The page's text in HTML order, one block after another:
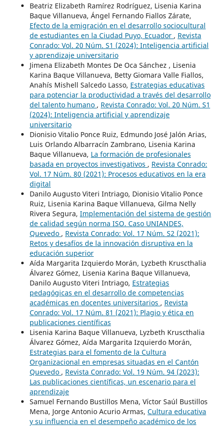
Beatriz Elizabeth Ramírez Rodríguez, Lisenia Karina
Baque Villanueva, Ángel Fernando Fiallos Zárate,
Efecto de la emigración en el desarrollo sociocultural
de estudiantes en la Ciudad Puyo, Ecuador , Revista
Conrado: Vol. 20 Núm. S1 (2024): Inteligencia artificial
y aprendizaje universitario
Jimena Elizabeth Montes De Oca Sánchez , Lisenia
Karina Baque Villanueva, Betty Giomara Valle Fiallos,
Anahís Mishell Salcedo Lasso, Estrategias educativas
para potenciar la productividad a través del desarrollo
del talento humano , Revista Conrado: Vol. 20 Núm. S1
(2024): Inteligencia artificial y aprendizaje
universitario
Dionisio Vitalio Ponce Ruiz, Edmundo José Jalón Arias,
Luis Orlando Albarracín Zambrano, Lisenia Karina
Baque Villanueva, La formación de profesionales
basada en proyectos investigativos , Revista Conrado:
Vol. 17 Núm. 80 (2021): Procesos educativos en la era
digital
Danilo Augusto Viteri Intriago, Dionisio Vitalio Ponce
Ruiz, Lisenia Karina Baque Villanueva, Gilma Nelly
Rivera Segura, Implementación del sistema de gestión
de calidad según norma ISO. Caso UNIANDES,
Quevedo , Revista Conrado: Vol. 17 Núm. S2 (2021):
Retos y desafíos de la innovación disruptiva en la
educación superior
Aída Margarita Izquierdo Morán, Lyzbeth Kruscthalia
Álvarez Gómez, Lisenia Karina Baque Villanueva,
Danilo Augusto Viteri Intriago, Estrategias
pedagógicas en el desarrollo de competencias
académicas en docentes universitarios , Revista
Conrado: Vol. 17 Núm. 81 (2021): Plagio y ética en
publicaciones científicas
Lisenia Karina Baque Villanueva, Lyzbeth Kruscthalia
Álvarez Gómez, Aída Margarita Izquierdo Morán,
Estrategias para el fomento de la Cultura
Organizacional en empresas situadas en el Cantón
Quevedo , Revista Conrado: Vol. 19 Núm. 94 (2023):
Las publicaciones científicas, un escenario para el
aprendizaje
Samuel Fernando Bustillos Mena, Víctor Saúl Bustillos
Mena, Jorge Antonio Acurio Armas, Cultura educativa
y su influencia en el desempeño académico de los